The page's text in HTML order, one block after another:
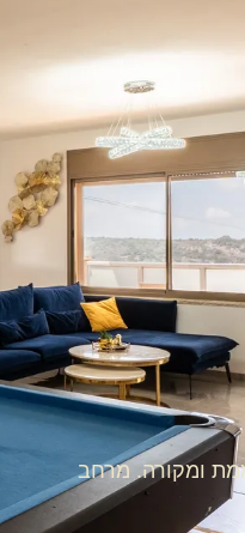
בריכה מחוממת ומקורה. מרחב